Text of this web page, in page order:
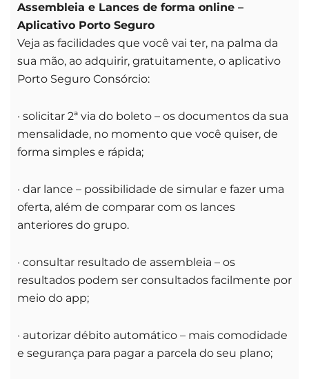
Assembleia e Lances de forma online –
Aplicativo Porto Seguro
Veja as facilidades que você vai ter, na palma da
sua mão, ao adquirir, gratuitamente, o aplicativo
Porto Seguro Consórcio:
· solicitar 2ª via do boleto – os documentos da sua
mensalidade, no momento que você quiser, de
forma simples e rápida;
· dar lance – possibilidade de simular e fazer uma
oferta, além de comparar com os lances
anteriores do grupo.
· consultar resultado de assembleia – os
resultados podem ser consultados facilmente por
meio do app;
· autorizar débito automático – mais comodidade
e segurança para pagar a parcela do seu plano;